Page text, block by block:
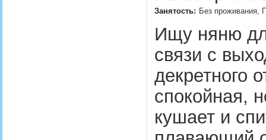
Занятость: Без проживания,
Ищу няню
связи с
декретного
спокойная,
кушает и